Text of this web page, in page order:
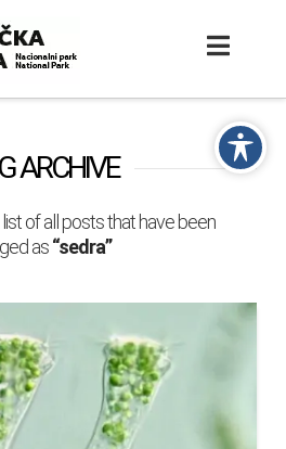
ARCHIVE
of all posts that have been
as“sedra”